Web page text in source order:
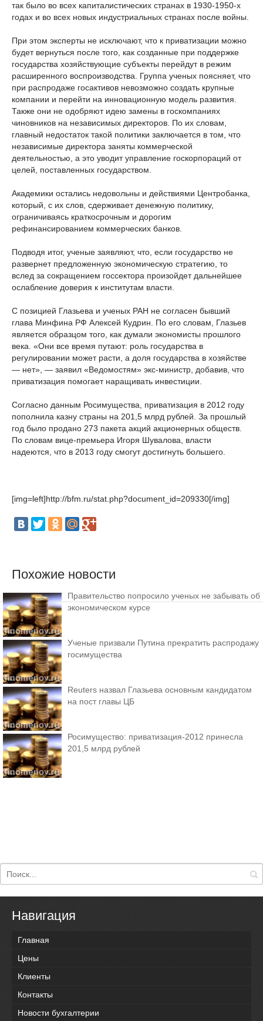
так было во всех капиталистических странах в 1930-1950-х
годах и во всех новых индустриальных странах после войны.
При этом эксперты не исключают, что к приватизации можно
будет вернуться после того, как созданные при поддержке
государства хозяйствующие субъекты перейдут в режим
расширенного воспроизводства. Группа ученых поясняет, что
при распродаже госактивов невозможно создать крупные
компании и перейти на инновационную модель развития.
Также они не одобряют идею замены в госкомпаниях
чиновников на независимых директоров. По их словам,
главный недостаток такой политики заключается в том, что
независимые директора заняты коммерческой
деятельностью, а это уводит управление госкорпораций от
целей, поставленных государством.
Академики остались недовольны и действиями Центробанка,
который, с их слов, сдерживает денежную политику,
ограничиваясь краткосрочным и дорогим
рефинансированием коммерческих банков.
Подводя итог, ученые заявляют, что, если государство не
развернет предложенную экономическую стратегию, то
вслед за сокращением госсектора произойдет дальнейшее
ослабление доверия к институтам власти.
С позицией Глазьева и ученых РАН не согласен бывший
глава Минфина РФ Алексей Кудрин. По его словам, Глазьев
является образцом того, как думали экономисты прошлого
века. «Они все время путают: роль государства в
регулировании может расти, а доля государства в хозяйстве
— нет», — заявил «Ведомостям» экс-министр, добавив, что
приватизация помогает наращивать инвестиции.
Согласно данным Росимущества, приватизация в 2012 году
пополнила казну страны на 201,5 млрд рублей. За прошлый
год было продано 273 пакета акций акционерных обществ.
По словам вице-премьера Игоря Шувалова, власти
надеются, что в 2013 году смогут достигнуть большего.
[img=left]http://bfm.ru/stat.php?document_id=209330[/img]
Похожие новости
Правительство попросило ученых не забывать об
экономическом курсе
Ученые призвали Путина прекратить распродажу
госимущества
Reuters назвал Глазьева основным кандидатом
на пост главы ЦБ
Росимущество: приватизация-2012 принесла
201,5 млрд рублей
Навигация
Главная
Цены
Клиенты
Контакты
Новости бухгалтерии